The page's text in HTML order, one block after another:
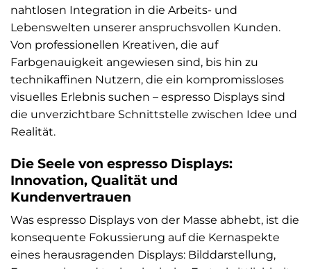
nahtlosen Integration in die Arbeits- und
Lebenswelten unserer anspruchsvollen Kunden.
Von professionellen Kreativen, die auf
Farbgenauigkeit angewiesen sind, bis hin zu
technikaffinen Nutzern, die ein kompromissloses
visuelles Erlebnis suchen – espresso Displays sind
die unverzichtbare Schnittstelle zwischen Idee und
Realität.
Die Seele von espresso Displays:
Innovation, Qualität und
Kundenvertrauen
Was espresso Displays von der Masse abhebt, ist die
konsequente Fokussierung auf die Kernaspekte
eines herausragenden Displays: Bilddarstellung,